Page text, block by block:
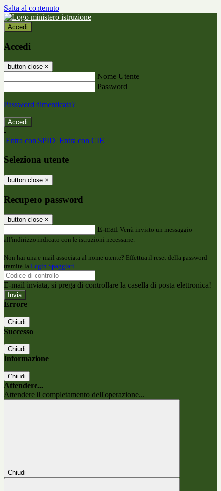
Salta al contenuto
Accedi
Accedi
button close ×
Nome Utente
Password
Password dimenticata?
-
Entra con SPID Entra con CIE
Seleziona utente
button close ×
Recupero password
button close ×
E-mail Verrà inviato un messaggio
all'indirizzo indicato con le istruzioni necessarie.
Non hai una e-mail associata al nome utente? Effettua il reset della password
tramite la Login Spaggiari
E-mail inviata, si prega di controllare la casella di posta elettronica!
Errore
Chiudi
Successo
Chiudi
Informazione
Chiudi
Attendere...
Attendere il completamento dell'operazione...
Chiudi